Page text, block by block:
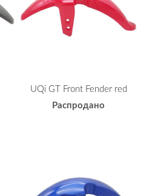
UQi GT Front Fender red
Распродано